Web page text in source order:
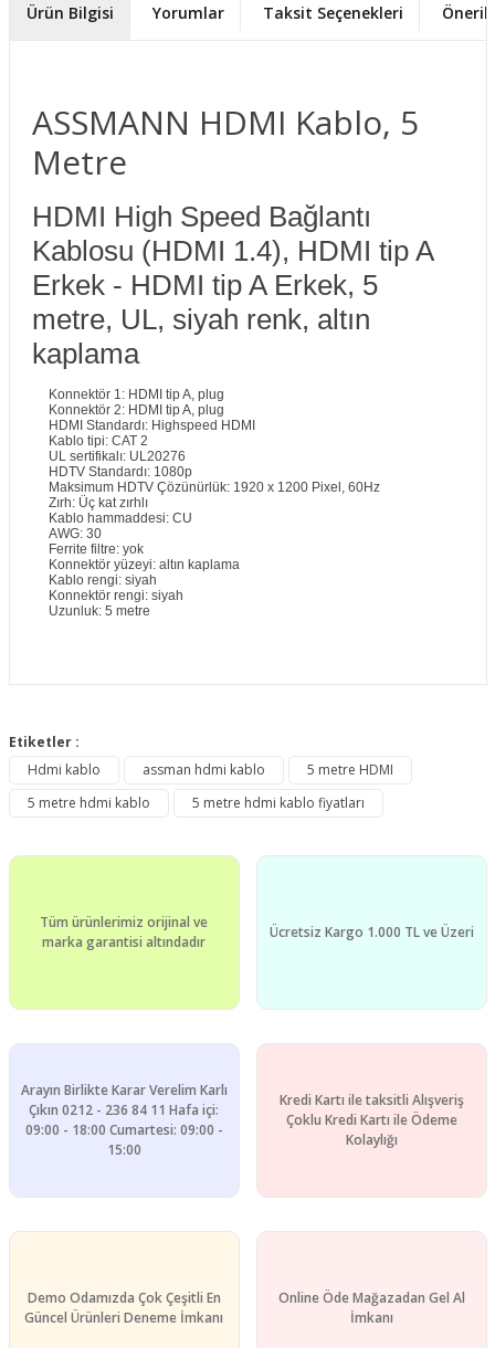
Ürün Bilgisi Yorumlar Taksit Seçenekleri
ASSMANN HDMI Kablo, 5
Metre
HDMI High Speed Bağlantı
Kablosu (HDMI 1.4), HDMI tip A
Erkek - HDMI tip A Erkek, 5
metre, UL, siyah renk, altın
kaplama
Konnektör 1: HDMI tip A, plug
Konnektör 2: HDMI tip A, plug
HDMI Standardı: Highspeed HDMI
Kablo tipi: CAT 2
UL sertifikalı: UL20276
HDTV Standardı: 1080p
Maksimum HDTV Çözünürlük: 1920 x 1200 Pixel, 60Hz
Zırh: Üç kat zırhlı
Kablo hammaddesi: CU
AWG: 30
Ferrite filtre: yok
Konnektör yüzeyi: altın kaplama
Kablo rengi: siyah
Konnektör rengi: siyah
Uzunluk: 5 metre
konularda yetersiz gördüğünüz noktaları öneri formunu
Görüş ve önerileriniz için teşekkür ederiz.
Ürün açıklamasında eksik bilgiler bulunuyor.
Ürün fiyatı diğer sitelerden daha pahalı.
Etiketler :
Hdmi kablo
assman hdmi kablo
5 metre HDMI
5 metre hdmi kablo
5 metre hdmi kablo fiyatları
Tüm ürünlerimiz orijinal ve
marka garantisi altındadır
Ücretsiz Kargo 1.000 TL ve Üzeri
Arayın Birlikte Karar Verelim Karlı
Çıkın 0212 - 236 84 11 Hafa içi:
09:00 - 18:00 Cumartesi: 09:00 -
15:00
Kredi Kartı ile taksitli Alışveriş
Çoklu Kredi Kartı ile Ödeme
Kolaylığı
Demo Odamızda Çok Çeşitli En
Güncel Ürünleri Deneme İmkanı
Online Öde Mağazadan Gel Al
İmkanı